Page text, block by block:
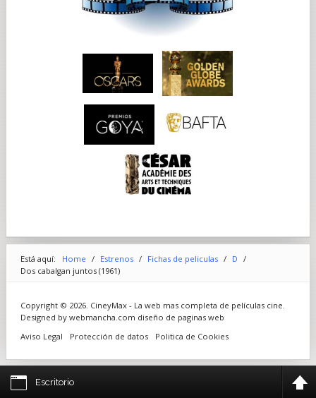
Está aquí: Home / Estrenos / Fichas de peliculas / D /
Dos cabalgan juntos (1961)
Copyright © 2026. CineyMax - La web mas completa de películas cine.
Designed by webmancha.com diseño de paginas web
Aviso Legal
Protección de datos Politica de Cookies
Escritorio